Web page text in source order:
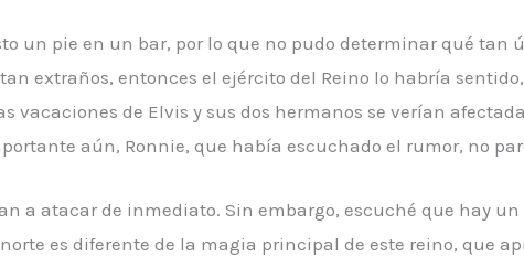
un pie en un bar, por lo que no pudo determinar qué tan
extraños, entonces el ejército del Reino lo habría
vacaciones de Elvis y sus dos hermanos se verían
aún, Ronnie, que había escuchado el rumor, no
a atacar de inmediato. Sin embargo, escuché que hay
es diferente de la magia principal de este reino, que